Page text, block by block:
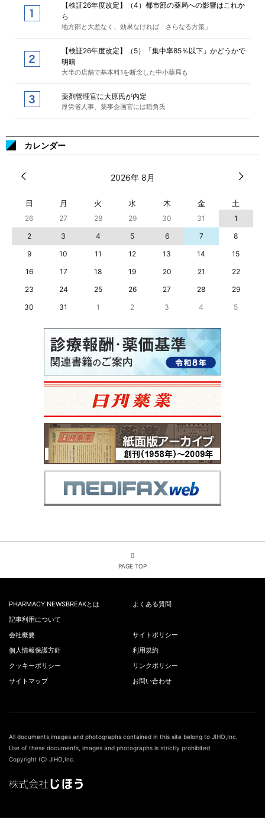
【検証26年度改定】（4）都市部の薬局への影響はこれか
ら
地方部と大差なく、効果なければ「さらなる方策」
【検証26年度改定】（5）「集中率85％以下」かどうかで
明暗
大半の店舗で基本料1を断念した中小薬局も
薬剤管理官に大原氏が内定
厚労省人事、薬事企画官には稲角氏
カレンダー
2026年 8月
日 月 火 水 木 金 土
26 27 28 29 30 31
1
2
3 4 5 6 7
8
9
10 11 12 13 14
15
16
17 18 19 20 21
22
23
24 25 26 27 28
29
30
31 1 2 3 4 5
PAGE TOP
PHARMACY NEWSBREAKとは
よくある質問
記事利用について
会社概要
サイトポリシー
個人情報保護方針
利用規約
クッキーポリシー
リンクポリシー
サイトマップ
お問い合わせ
All documents,images and photographs contained in this site belong to JIHO,Inc.
Use of these documents, images and photographs is strictly prohibited.
Copyright (C) JIHO,Inc.